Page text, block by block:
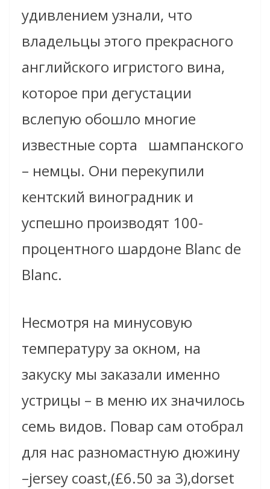
удивлением узнали, что
владельцы этого прекрасного
английского игристого вина,
которое при дегустации
вслепую обошло многие
известные сорта шампанского
– немцы. Они перекупили
кентский виноградник и
успешно производят 100-
процентного шардоне Blanc de
Blanc.
Несмотря на минусовую
температуру за окном, на
закуску мы заказали именно
устрицы – в меню их значилось
семь видов. Повар сам отобрал
для нас разномастную дюжину
–jersey coast,(£6.50 за 3),dorset